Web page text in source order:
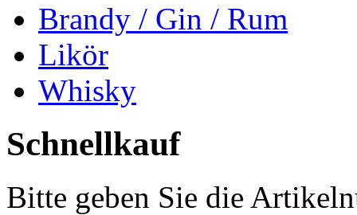
Brandy / Gin / Rum
Likör
Whisky
Schnellkauf
Bitte geben Sie die